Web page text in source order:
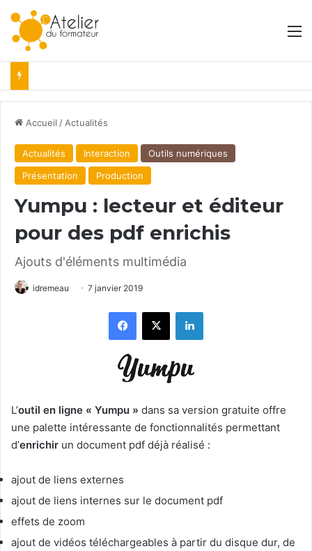
Accueil / Actualités
Actualités Interaction
Outils numériques
Présentation
Production
Yumpu : lecteur et éditeur
pour des pdf enrichis
Ajouts d'éléments multimédia
idremeau 7 janvier 2019
Facebook
X Linkedin
L’outil en ligne « Yumpu » dans sa version gratuite offre
une palette intéressante de fonctionnalités permettant
d’enrichir un document pdf déjà réalisé :
ajout de liens externes
ajout de liens internes sur le document pdf
effets de zoom
ajout de vidéos téléchargeables à partir du disque dur, de